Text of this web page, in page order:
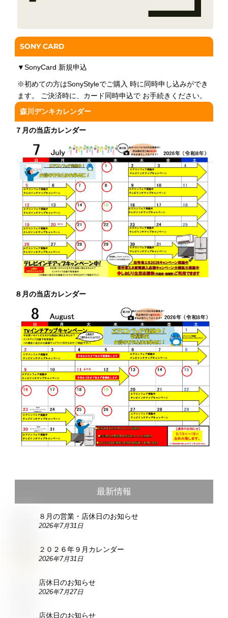
SONY CARD
▼SonyCard 新規申込
※初めての方はSonyStyleでご購入 時に同時申し込みができ
ます。 ご決済時に、カード同時申込で お手続きください。
森川デンキカレンダー
７月の当店カレンダー
８月の当店カレンダー
最新情報
８月の営業・店休日のお知らせ
2026年7月31日
２０２６年９月カレンダー
2026年7月31日
店休日のお知らせ
2026年7月27日
店休日のお知らせ